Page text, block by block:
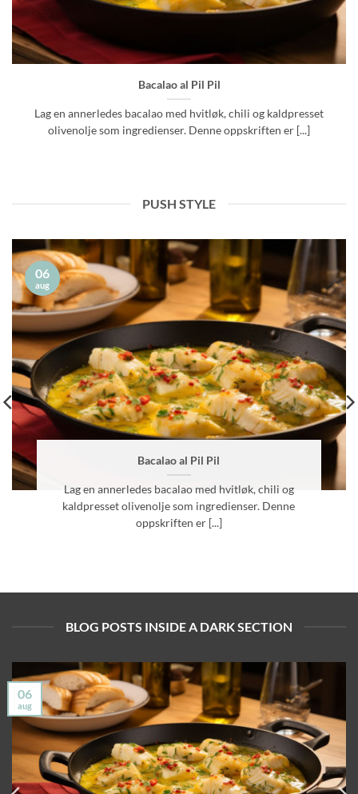
Bacalao al Pil Pil
Lag en annerledes bacalao med hvitløk, chili og kaldpresset
olivenolje som ingredienser. Denne oppskriften er [...]
PUSH STYLE
Bacalao al Pil Pil
Lag en annerledes bacalao med hvitløk, chili og
kaldpresset olivenolje som ingredienser. Denne
oppskriften er [...]
06
aug
BLOG POSTS INSIDE A DARK SECTION
06
aug